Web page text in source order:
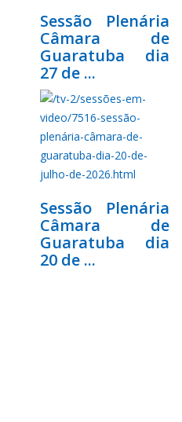
Sessão Plenária
Câmara de
Guaratuba dia
27 de ...
Sessão Plenária
Câmara de
Guaratuba dia
20 de ...